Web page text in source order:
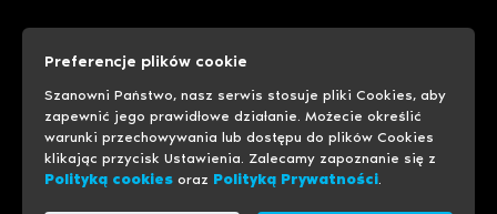
© 1999-2026 ProgresoUsługi hostingowe
Preferencje plików cookie
Szanowni Państwo, nasz serwis stosuje pliki Cookies, aby
zapewnić jego prawidłowe działanie. Możecie określić
warunki przechowywania lub dostępu do plików Cookies
klikając przycisk Ustawienia. Zalecamy zapoznanie się z
Polityką cookies oraz Polityką Prywatności.